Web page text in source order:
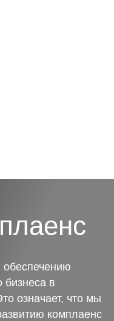
бизнеса в
означает, что мы
комплаенс